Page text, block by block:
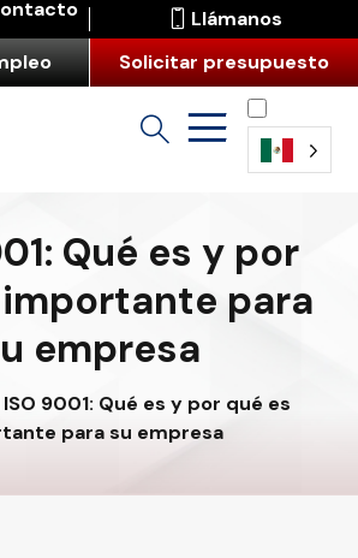
Llámanos
Solicitar presupuesto
Qué es y por
para
empresa
ISO 9001: Qué es y por qué es
para su empresa